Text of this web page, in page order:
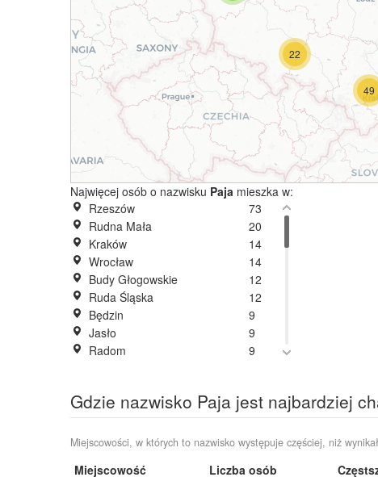
22
49
Najwięcej osób o nazwisku Paja mieszka w:
Rzeszów
73
Rudna Mała
20
Kraków
14
Wrocław
14
Budy Głogowskie
12
Ruda Śląska
12
Będzin
9
Jasło
9
Radom
9
Przemyśl
8
Sochaczew
8
Iwonicz
6
Gdzie nazwisko Paja jest najbardziej
Miejscowości, w których to nazwisko występuje częściej, niż
Miejscowość Liczba osób